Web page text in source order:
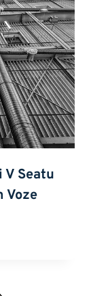
Seatu
Voze